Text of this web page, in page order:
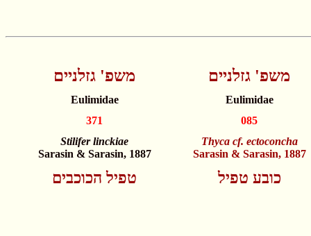
משפ' גזלניים משפ' גזלניים
Eulimidae
Eulimidae
371
085
Stilifer linckiae
Sarasin & Sarasin, 1887
Thyca cf. ectoconcha
Sarasin & Sarasin, 1887
טפיל הכוכבים כובע טפיל